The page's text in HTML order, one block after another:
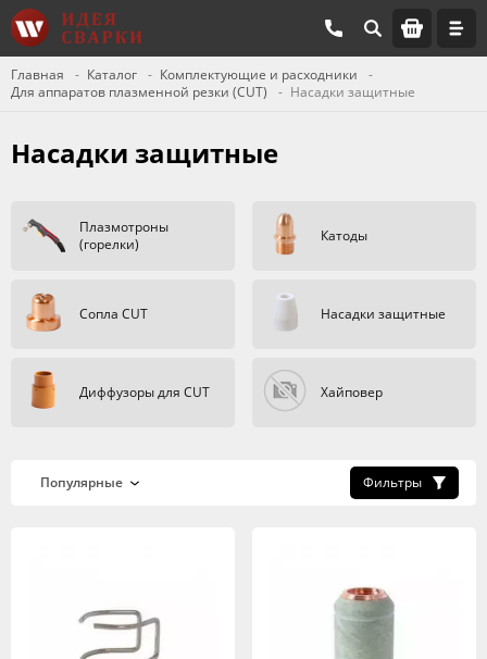
Главная Каталог
Комплектующие и расходники
Для аппаратов плазменной резки (CUT)
Насадки защитные
Насадки защитные
Плазмотроны
(горелки)
Катоды
Сопла CUT Насадки защитные
Диффузоры для CUT Хайповер
Фильтры